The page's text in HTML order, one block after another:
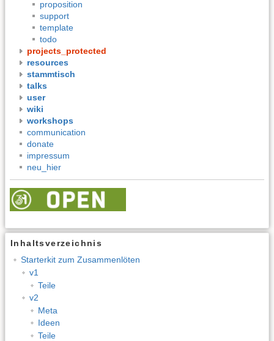
proposition
support
template
todo
projects_protected
resources
stammtisch
talks
user
wiki
workshops
communication
donate
impressum
neu_hier
Inhaltsverzeichnis
Starterkit zum Zusammenlöten
v1
Teile
v2
Meta
Ideen
Teile